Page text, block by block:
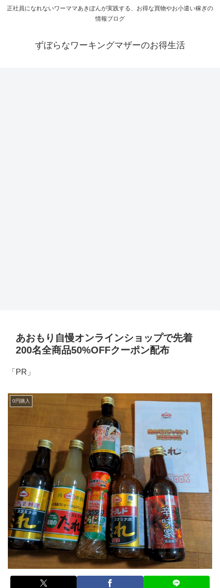
正社員になれないワーママあきぽんが実践する、お得な買物やお小遣い稼ぎの
情報ブログ
ずぼらなワーキングマザーのお得生活
あおもり自慢オンラインショップで先着
200名全商品50%OFFクーポン配布
「PR」
0円購入